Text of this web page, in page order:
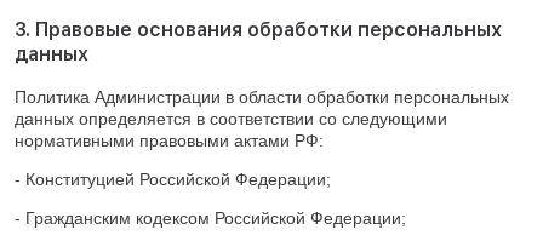
3. Правовые основания обработки персональных
данных
Политика Администрации в области обработки персональных
данных определяется в соответствии со следующими
нормативными правовыми актами РФ:
- Конституцией Российской Федерации;
- Гражданским кодексом Российской Федерации;